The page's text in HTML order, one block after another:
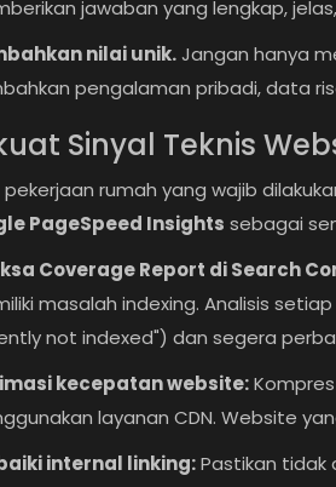
jawaban yang lengkap,
nilai unik.Jangan hanya
pengalaman pribadi, data
Sinyal Teknis
pekerjaan rumah yang wajib
PageSpeed Insights sebagai
Coverage Report di Search
masalah indexing. Analisis
not indexed") dan segera
kecepatan website:
layanan CDN. Website
internal linking:Pastikan tidak
Rekomendasi
5 Rekomendasi iPhone untuk
Game Seru di Bawah 5
Wajib Cek...